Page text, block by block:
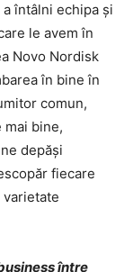
întâlni echipa şi
le avem în
Novo Nordisk
în bine în
comun,
mai bine,
depăşi
fiecare
între